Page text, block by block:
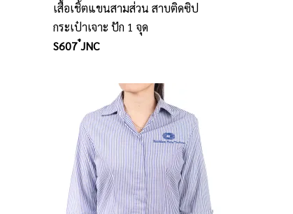
เสื้อเชิ้ตแขนสามส่วน สาบติดซิป
กระเป๋าเจาะ ปัก 1 จุด
S607 ๋JNC